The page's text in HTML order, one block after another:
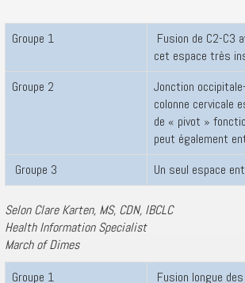
Groupe 1
Fusion de C2-C3
cet espace très
Groupe 2
Jonction
colonne cervicale
de « pivot »
peut également
Groupe 3
Un seul espace
Selon Clare Karten, MS, CDN, IBCLC
Health Information Specialist
March of Dimes
Groupe 1
Fusion longue